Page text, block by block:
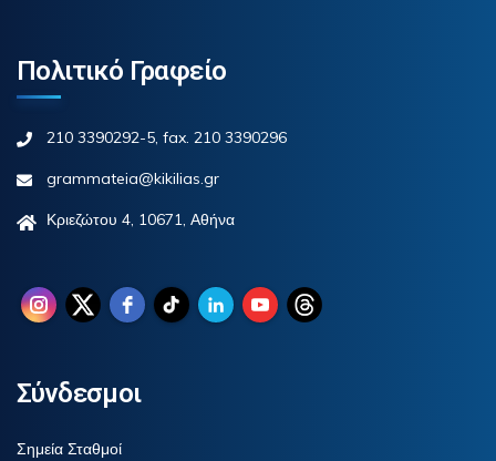
Πολιτικό Γραφείο
210 3390292-5, fax. 210 3390296
grammateia@kikilias.gr
Κριεζώτου 4, 10671, Αθήνα
Σύνδεσμοι
Σημεία Σταθμοί